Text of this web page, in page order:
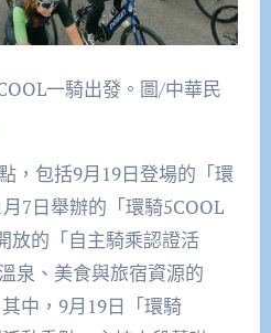
一騎出發。圖/中華民
，包括9月19日登場的「環
7日舉辦的「環騎5COOL
放的「自主騎乘認證活
泉、美食與旅宿資源的
其中，9月19日「環騎